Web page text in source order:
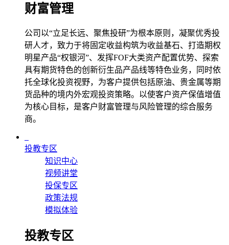
财富管理
公司以“立足长远、聚焦投研”为根本原则，凝聚优秀投
研人才，致力于将固定收益构筑为收益基石、打造期权
明星产品“权银河”、发挥FOF大类资产配置优势、探索
具有期货特色的创新衍生品产品线等特色业务，同时依
托全球化投资视野，为客户提供包括原油、贵金属等期
货品种的境内外宏观投资策略。以使客户资产保值增值
为核心目标，是客户财富管理与风险管理的综合服务
商。
投教专区
知识中心
视频讲堂
投保专区
政策法规
模拟体验
投教专区